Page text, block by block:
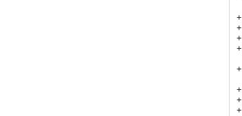
+
+
+
+
+
+
+
+